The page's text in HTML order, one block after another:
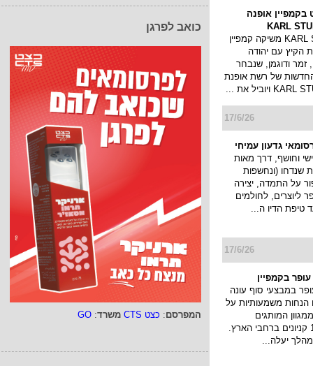
כואב לפרגן
המפרסם: כצט CTS משרד:
GO
בקמפיין אופנה
רשת KARL STUDIO משיקה קמפיין
הקיץ עם יהודה
זמר ודוגמן, שנבחר
של רשת אופנת
17/6/26
גדעון עמיחי
וחושף, דרך מאות
שנדחו (ונחשפות
על התמדה, יצירה
ליוצרים, לחולמים
טיפת הדיו ה...
17/6/26
בקמפיין
במבצעי סוף עונה
2026 עם הנחות משמעותיות על
המותגים
המובילים ב-17 קניונים ברחבי הארץ.
יעלה...